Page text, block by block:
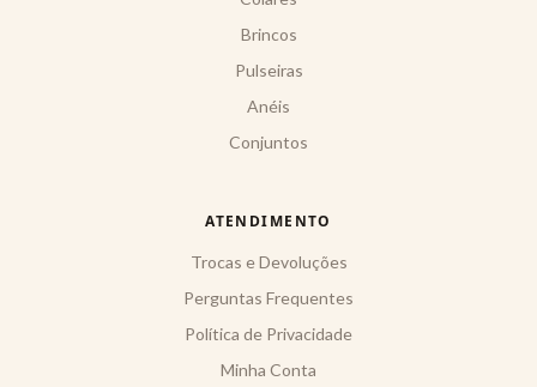
Brincos
Pulseiras
Anéis
Conjuntos
ATENDIMENTO
Trocas e Devoluções
Perguntas Frequentes
Política de Privacidade
Minha Conta